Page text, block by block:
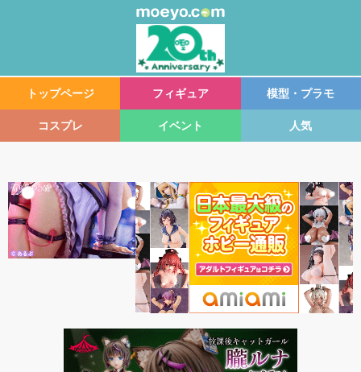
トップページ フィギュア 模型・プラモ
コスプレ イベント 人気